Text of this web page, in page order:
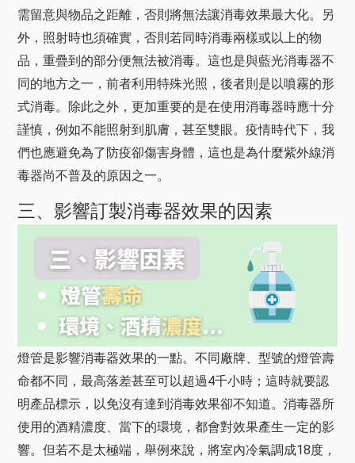
需留意與物品之距離，否則將無法讓消毒效果最大化。另
外，照射時也須確實，否則若同時消毒兩樣或以上的物
品，重疊到的部分便無法被消毒。這也是與藍光消毒器不
同的地方之一，前者利用特殊光照，後者則是以噴霧的形
式消毒。除此之外，更加重要的是在使用消毒器時應十分
謹慎，例如不能照射到肌膚，甚至雙眼。疫情時代下，我
們也應避免為了防疫卻傷害身體，這也是為什麼紫外線消
毒器尚不普及的原因之一。
三、影響訂製消毒器效果的因素
燈管是影響消毒器效果的一點。不同廠牌、型號的燈管壽
命都不同，最高落差甚至可以超過4千小時；這時就要認
明產品標示，以免沒有達到消毒效果卻不知道。消毒器所
使用的酒精濃度、當下的環境，都會對效果產生一定的影
響。但若不是太極端，舉例來說，將室內冷氣調成18度，